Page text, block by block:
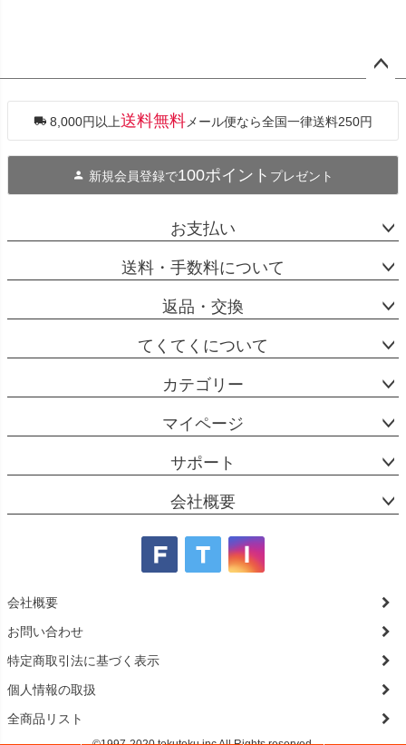
ジト
へ
8,000円以上送料無料 メール便なら全国一律送料250円
新規会員登録で100ポイント プレゼント
お支払い
送料・手数料について
返品・交換
てくてくについて
カテゴリー
マイページ
サポート
会社概要
会社概要
お問い合わせ
特定商取引法に基づく表示
個人情報の取扱
全商品リスト